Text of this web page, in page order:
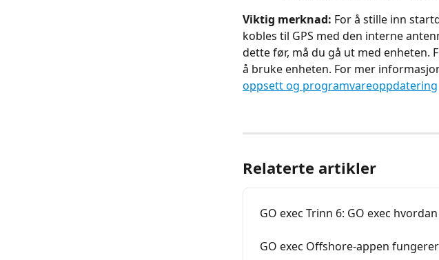
Viktig merknad: For å stille inn
kobles til GPS med den interne
dette før, må du gå ut med
å bruke enheten. For mer
oppsett og programvareoppdatering
Relaterte artikler
GO exec Trinn 6: GO exec
GO exec Offshore-appen